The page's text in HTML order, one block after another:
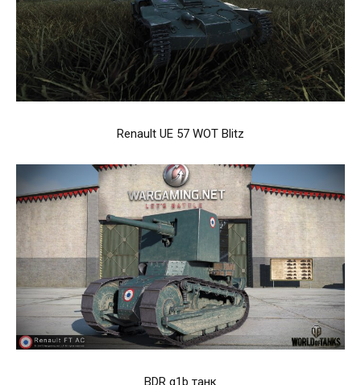
Renault UE 57 WOT Blitz
BDR g1b танк